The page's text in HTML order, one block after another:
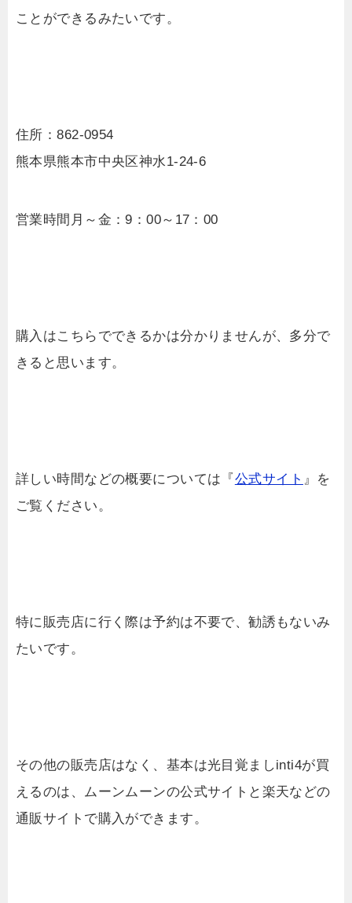
ことができるみたいです。
住所：862-0954
熊本県熊本市中央区神水1-24-6
営業時間月～金：9：00～17：00
購入はこちらでできるかは分かりませんが、多分で
きると思います。
詳しい時間などの概要については『公式サイト 』を
ご覧ください。
特に販売店に行く際は予約は不要で、勧誘もないみ
たいです。
その他の販売店はなく、基本は光目覚ましinti4が買
えるのは、ムーンムーンの公式サイトと楽天などの
通販サイトで購入ができます。